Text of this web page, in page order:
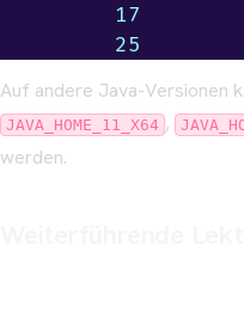
        17
        25
Auf andere Java-Versionen
JAVA_HOME_11_X64 ,
werden.